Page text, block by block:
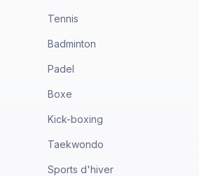
Tennis
Badminton
Padel
Boxe
Kick-boxing
Taekwondo
Sports d'hiver